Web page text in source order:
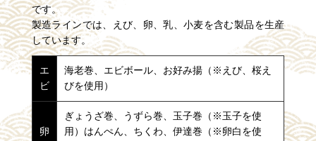
です。
製造ラインでは、えび、卵、乳、小麦を含む製品を生産
しています。
エ
ビ
海老巻、エビボール、お好み揚（※えび、桜え
びを使用）
卵
ぎょうざ巻、うずら巻、玉子巻（※玉子を使
用）はんぺん、ちくわ、伊達巻（※卵白を使